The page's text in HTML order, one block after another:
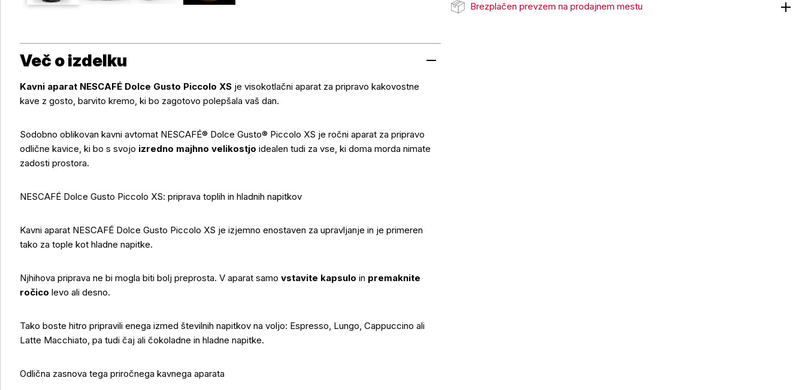
Brezplačen prevzem na prodajnem mestu
Brezplačen prevzem na prodajnem mestu
Več o izdelku
Kavni aparat NESCAFÉ Dolce Gusto Piccolo XS je visokotlačni aparat za pripravo kakovostne
kave z gosto, barvito kremo, ki bo zagotovo polepšala vaš dan.
Sodobno oblikovan kavni avtomat NESCAFÉ® Dolce Gusto® Piccolo XS je ročni aparat za pripravo
odlične kavice, ki bo s svojo izredno majhno velikostjo idealen tudi za vse, ki doma morda nimate
zadosti prostora.
NESCAFÉ Dolce Gusto Piccolo XS: priprava toplih in hladnih napitkov
Kavni aparat NESCAFÉ Dolce Gusto Piccolo XS je izjemno enostaven za upravljanje in je primeren
tako za tople kot hladne napitke.
Njhihova priprava ne bi mogla biti bolj preprosta. V aparat samo vstavite kapsulo in premaknite
ročico levo ali desno.
Tako boste hitro pripravili enega izmed številnih napitkov na voljo: Espresso, Lungo, Cappuccino ali
Latte Macchiato, pa tudi čaj ali čokoladne in hladne napitke.
Odlična zasnova tega priročnega kavnega aparata